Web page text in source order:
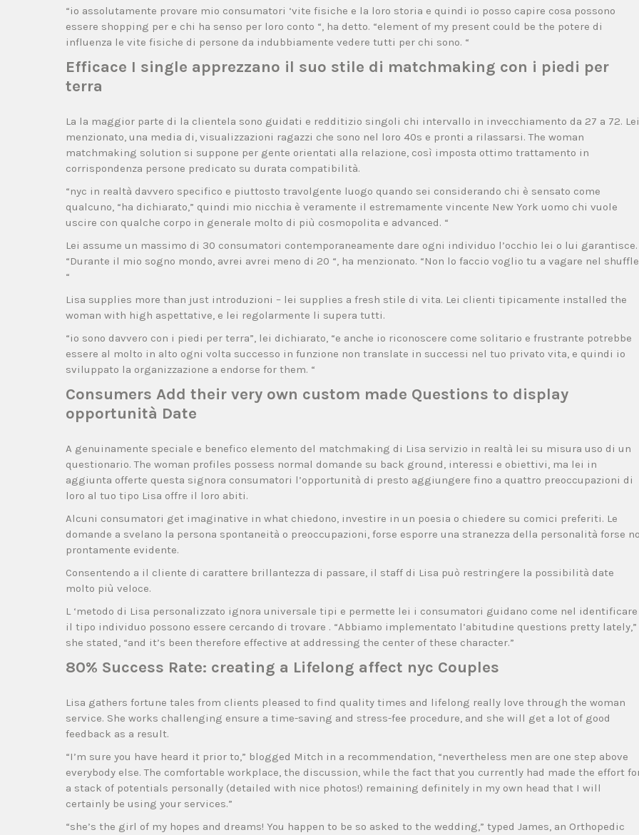
“io assolutamente provare mio consumatori ‘vite fisiche e la loro storia e quindi io posso capire cosa possono
essere shopping per e chi ha senso per loro conto “, ha detto. “element of my present could be the potere di
influenza le vite fisiche di persone da indubbiamente vedere tutti per chi sono. “
Efficace I single apprezzano il suo stile di matchmaking con i piedi per
terra
La la maggior parte di la clientela sono guidati e redditizio singoli chi intervallo in invecchiamento da 27 a 72. Lei
menzionato, una media di, visualizzazioni ragazzi che sono nel loro 40s e pronti a rilassarsi. The woman
matchmaking solution si suppone per gente orientati alla relazione, così imposta ottimo trattamento in
corrispondenza persone predicato su durata compatibilità.
“nyc in realtà davvero specifico e piuttosto travolgente luogo quando sei considerando chi è sensato come
qualcuno, “ha dichiarato,” quindi mio nicchia è veramente il estremamente vincente New York uomo chi vuole
uscire con qualche corpo in generale molto di più cosmopolita e advanced. “
Lei assume un massimo di 30 consumatori contemporaneamente dare ogni individuo l’occhio lei o lui garantisce.
“Durante il mio sogno mondo, avrei avrei meno di 20 “, ha menzionato. “Non lo faccio voglio tu a vagare nel
“
Lisa supplies more than just introduzioni – lei supplies a fresh stile di vita. Lei clienti tipicamente installed the
woman with high aspettative, e lei regolarmente li supera tutti.
“io sono davvero con i piedi per terra”, lei dichiarato, “e anche io riconoscere come solitario e frustrante potrebbe
essere al molto in alto ogni volta successo in funzione non translate in successi nel tuo privato vita, e quindi io
sviluppato la organizzazione a endorse for them. “
Consumers Add their very own custom made Questions to display
opportunità Date
A genuinamente speciale e benefico elemento del matchmaking di Lisa servizio in realtà lei su misura uso di un
questionario. The woman profiles possess normal domande su back ground, interessi e obiettivi, ma lei in
aggiunta offerte questa signora consumatori l’opportunità di presto aggiungere fino a quattro preoccupazioni di
loro al tuo tipo Lisa offre il loro abiti.
Alcuni consumatori get imaginative in what chiedono, investire in un poesia o chiedere su comici preferiti. Le
domande a svelano la persona spontaneità o preoccupazioni, forse esporre una stranezza della personalità forse
prontamente evidente.
Consentendo a il cliente di carattere brillantezza di passare, il staff di Lisa può restringere la possibilità date
molto più veloce.
L ‘metodo di Lisa personalizzato ignora universale tipi e permette lei i consumatori guidano come nel identificare
il tipo individuo possono essere cercando di trovare . “Abbiamo implementato l’abitudine questions pretty lately,”
she stated, “and it’s been therefore effective at addressing the center of these character.”
80% Success Rate: creating a Lifelong affect nyc Couples
Lisa gathers fortune tales from clients pleased to find quality times and lifelong really love through the woman
service. She works challenging ensure a time-saving and stress-fee procedure, and she will get a lot of good
feedback as a result.
“I’m sure you have heard it prior to,” blogged Mitch in a recommendation, “nevertheless men are one step above
everybody else. The comfortable workplace, the discussion, while the fact that you currently had made the effort
a stack of potentials personally (detailed with nice photos!) remaining definitely in my own head that I will
certainly be using your services.”
“she’s the girl of my hopes and dreams! You happen to be so asked to the wedding,” typed James, an Orthopedic